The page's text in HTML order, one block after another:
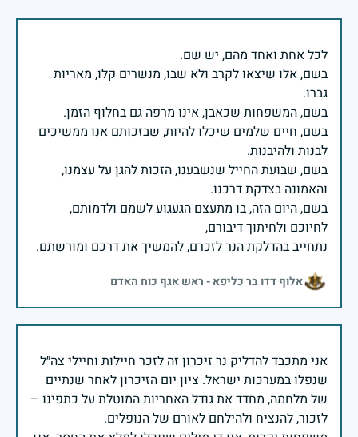
בשם, אלו שיצאו לקרב ולא שבו, מנשרים קלו, מאריות
בשם, חיים שלמים שיכלו להיות, שבזכותם אנו ממשיכים
בשם, שבועת החייל שנשבענו, הזכות להגן על עצמנו,
בשם, היום הזה, בו מתעצם הגעגוע לשמם ולדמותם,
נתחייב בהדלקת הנר לזכרם, להמשיך את דרכם ומורשתם.
אלוף דדו בר כליפא - ראש אגף כוח האדם
אני מתכבד להדליק נר זיכרון זה לזכר חיילות וחיילי צה״ל
שנפלו במערכות ישראל. ציון יום הזיכרון לאחר שנתיים
של מלחמה, מחדד את גודל האחריות המוטלת על כתפינו –